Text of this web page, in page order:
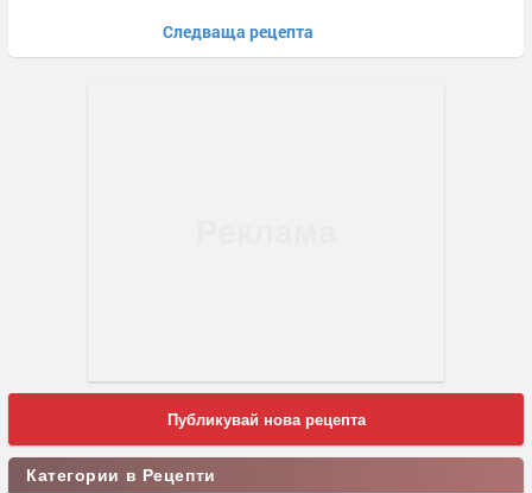
Следваща рецепта
Публикувай нова рецепта
Категории в Рецепти